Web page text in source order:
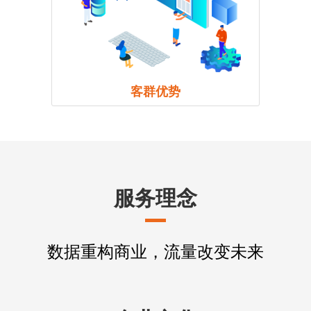
客群优势
服务理念
数据重构商业，流量改变未来